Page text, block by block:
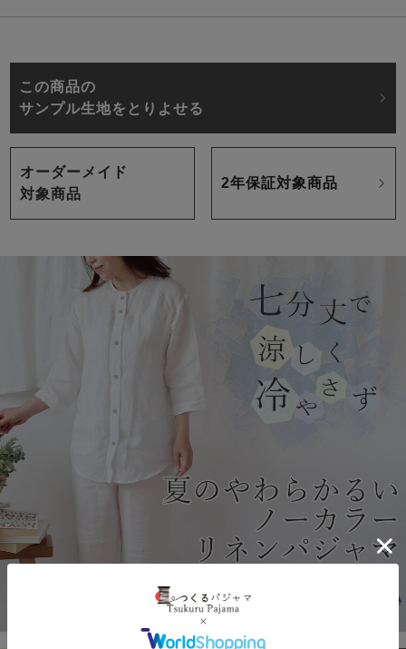
この商品の
サンプル生地をとりよせる
オーダーメイド
対象商品
2年保証対象商品